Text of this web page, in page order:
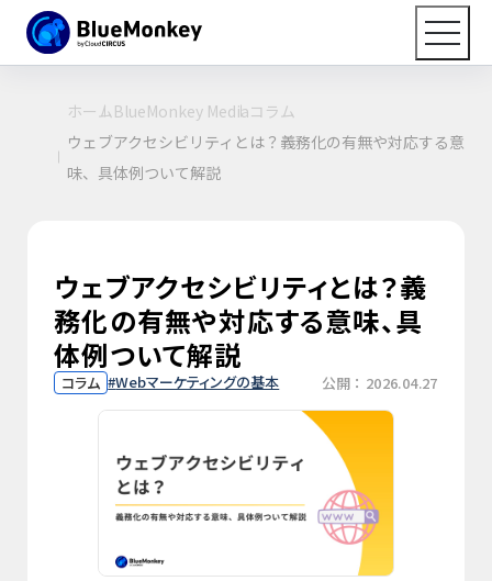
ホームBlueMonkey Mediaコラム
ウェブアクセシビリティとは？義務化の有無や対応する意
味、具体例ついて解説
ウェブアクセシビリティとは？義
務化の有無や対応する意味、具
体例ついて解説
コラム Webマーケティングの基本 公開：2026.04.27